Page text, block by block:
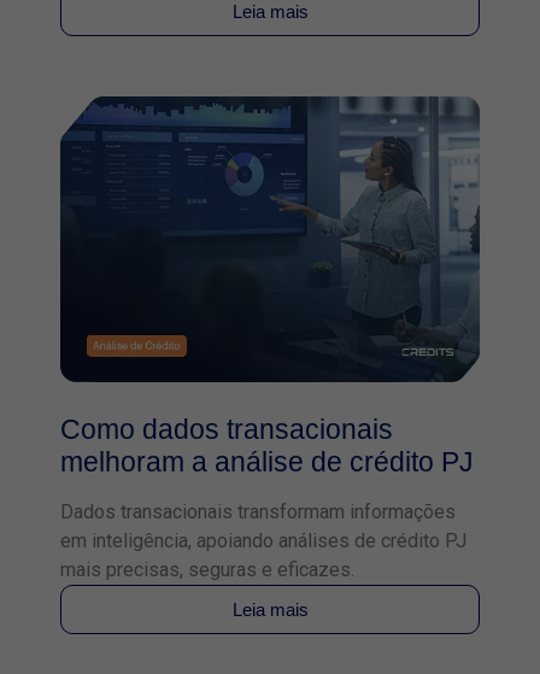
Leia mais
Como dados transacionais
melhoram a análise de crédito PJ
Dados transacionais transformam informações
em inteligência, apoiando análises de crédito PJ
mais precisas, seguras e eficazes.
Leia mais